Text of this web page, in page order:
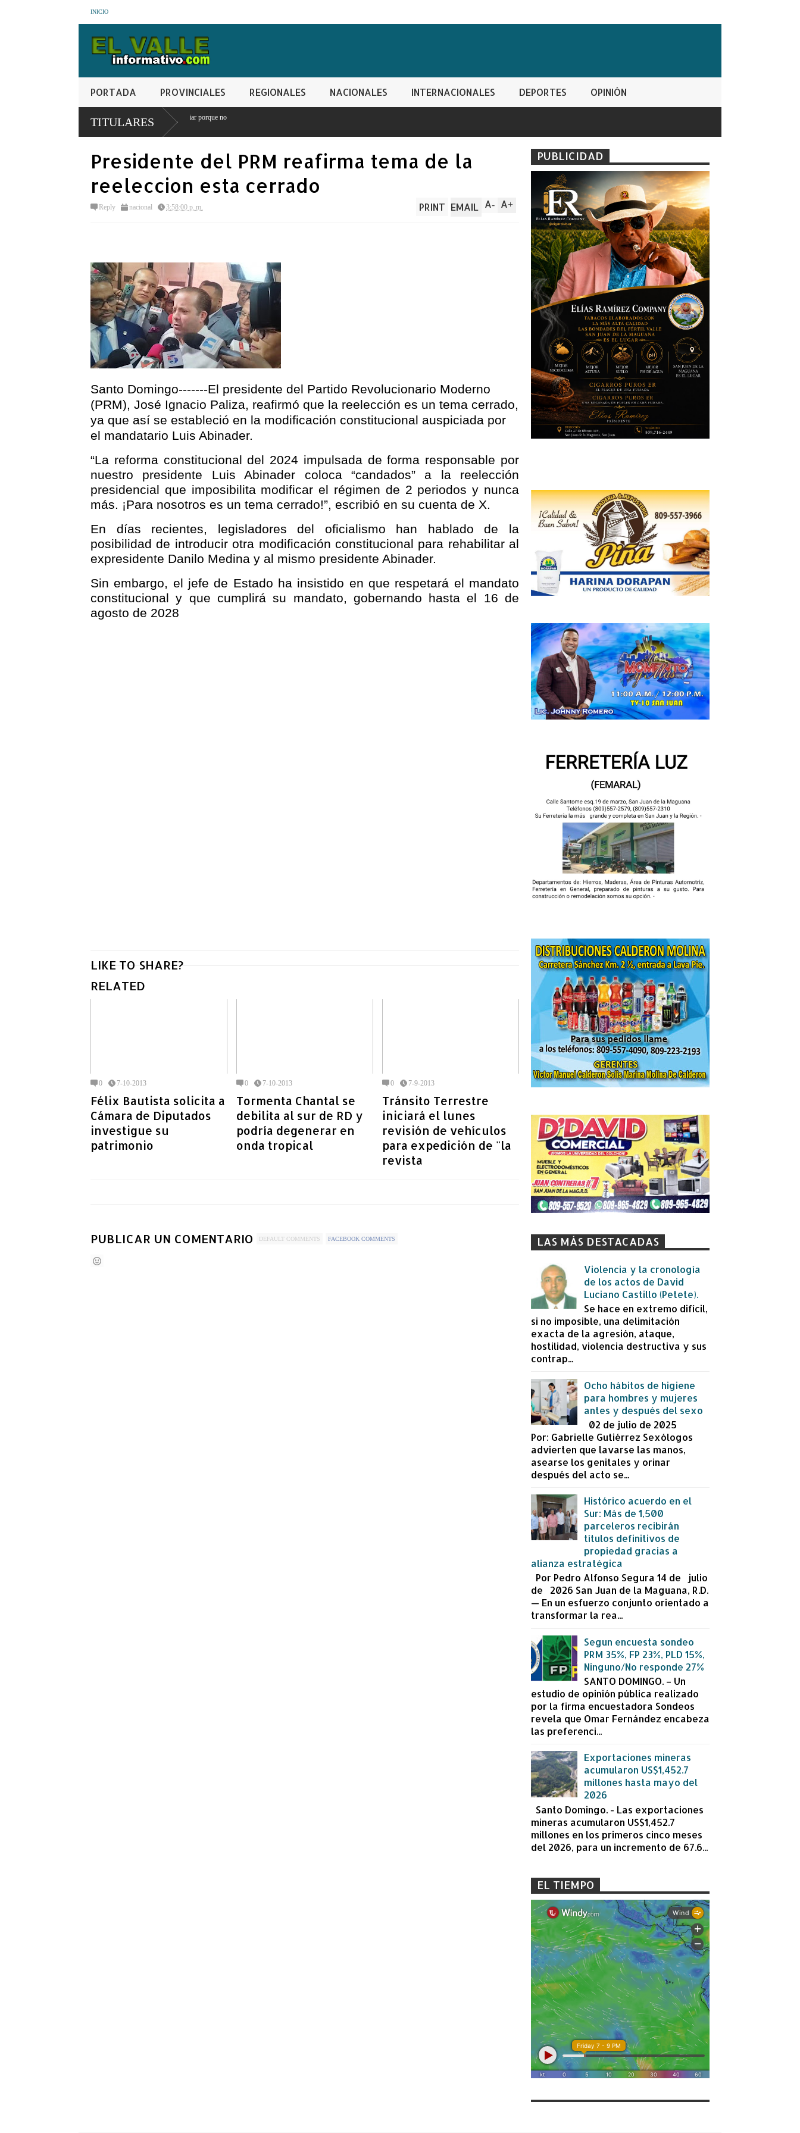
INICIO
PORTADA PROVINCIALES REGIONALES NACIONALES INTERNACIONALES DEPORTES OPINIÓN
TITULARES
mayores a 95 se quedará sin estudiar porque no
Presidente del PRM reafirma tema de la
reeleccion esta cerrado
Reply nacional 3:58:00 p. m. A+
A-
PRINT EMAIL
Santo Domingo-------El presidente del Partido Revolucionario Moderno
(PRM), José Ignacio Paliza, reafirmó que la reelección es un tema cerrado,
ya que así se estableció en la modificación constitucional auspiciada por
el mandatario Luis Abinader.
“La reforma constitucional del 2024 impulsada de forma responsable por
nuestro presidente Luis Abinader coloca “candados” a la reelección
presidencial que imposibilita modificar el régimen de 2 periodos y nunca
más. ¡Para nosotros es un tema cerrado!”, escribió en su cuenta de X.
En días recientes, legisladores del oficialismo han hablado de la
posibilidad de introducir otra modificación constitucional para rehabilitar al
expresidente Danilo Medina y al mismo presidente Abinader.
Sin embargo, el jefe de Estado ha insistido en que respetará el mandato
constitucional y que cumplirá su mandato, gobernando hasta el 16 de
agosto de 2028
LIKE TO SHARE?
RELATED
0 7-10-2013
Félix Bautista solicita a
Cámara de Diputados
investigue su
patrimonio
0 7-10-2013
Tormenta Chantal se
debilita al sur de RD y
podría degenerar en
onda tropical
0 7-9-2013
Tránsito Terrestre
iniciará el lunes
revisión de vehículos
para expedición de "la
revista
PUBLICAR UN COMENTARIO DEFAULT COMMENTS FACEBOOK COMMENTS
PUBLICIDAD
LAS MÁS DESTACADAS
Violencia y la cronología
de los actos de David
Luciano Castillo (Petete).
Se hace en extremo difícil,
si no imposible, una delimitación
exacta de la agresión, ataque,
hostilidad, violencia destructiva y sus
contrap...
Ocho hábitos de higiene
para hombres y mujeres
antes y después del sexo
02 de julio de 2025
Por: Gabrielle Gutiérrez Sexólogos
advierten que lavarse las manos,
asearse los genitales y orinar
después del acto se...
Histórico acuerdo en el
Sur: Más de 1,500
parceleros recibirán
títulos definitivos de
propiedad gracias a
alianza estratégica
Por Pedro Alfonso Segura 14 de julio
de 2026 San Juan de la Maguana, R.D.
— En un esfuerzo conjunto orientado a
transformar la rea...
Segun encuesta sondeo
PRM 35%, FP 23%, PLD 15%,
Ninguno/No responde 27%
SANTO DOMINGO. – Un
estudio de opinión pública realizado
por la firma encuestadora Sondeos
revela que Omar Fernández encabeza
las preferenci...
Exportaciones mineras
acumularon US$1,452.7
millones hasta mayo del
2026
Santo Domingo. - Las exportaciones
mineras acumularon US$1,452.7
millones en los primeros cinco meses
del 2026, para un incremento de 67.6...
EL TIEMPO